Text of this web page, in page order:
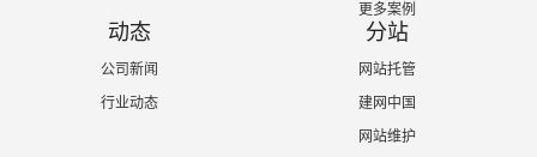
更多案例
动态
公司新闻
行业动态
分站
网站托管
建网中国
网站维护